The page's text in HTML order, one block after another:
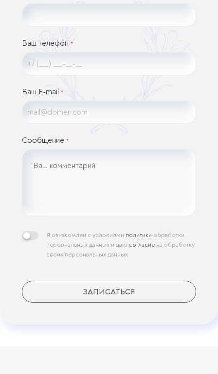
Ваш телефон *
Ваш E-mail *
Сообщение *
Я ознакомлен с условиями политики обработки
персональных данных и даю согласие на обработку
своих персональных данных
ЗАПИСАТЬСЯ